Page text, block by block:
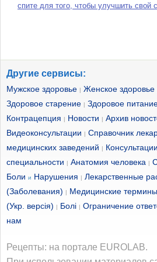
спите для того, чтобы улучшить свой
Другие сервисы:
Мужское здоровье | Женское здоровье
Здоровое старение | Здоровое
Контрацепция | Новости | Архив
Видеоконсультации | Справочник
медицинских заведений |
специальности | Анатомия человека |
Боли и Нарушения | Лекарственные
(Заболевания) | Медицинские термины
(Укр. версія) | Болі | Ограничение
нам
Рецепты: на портале EUROLAB.